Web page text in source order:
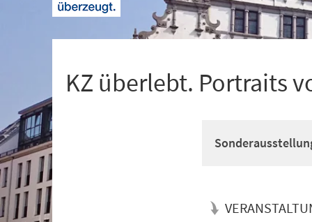
KZ überlebt. Portraits